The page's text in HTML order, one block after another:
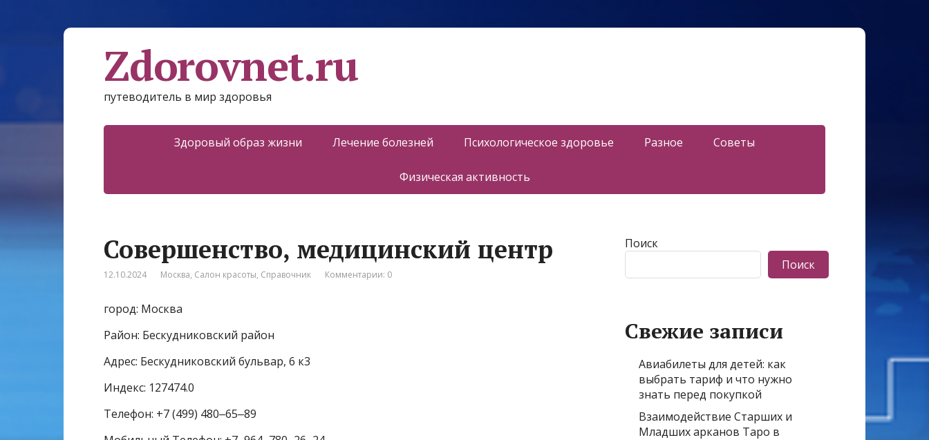
Zdorovnet.ru
путеводитель в мир здоровья
Здоровый образ жизни Лечение болезней Психологическое здоровье Разное Советы
Физическая активность
Совершенство, медицинский центр
12.10.2024 Москва, Салон красоты, Справочник Комментарии: 0
город: Москва
Район: Бескудниковский район
Адрес: Бескудниковский бульвар, 6 к3
Индекс: 127474.0
Телефон: +7 (499) 480‒65‒89
Поиск
Поиск
Свежие записи
Авиабилеты для детей: как
выбрать тариф и что нужно
знать перед покупкой
Взаимодействие Старших и
Младших арканов Таро в